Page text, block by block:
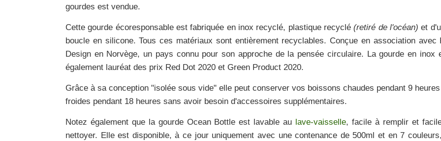
gourdes est vendue.
Cette gourde écoresponsable est fabriquée en inox recyclé, plastique recyclé(retiré de l'océan) et
boucle en silicone. Tous ces matériaux sont entièrement recyclables. Conçue en association avec
Design en Norvège, un pays connu pour son approche de la pensée circulaire. La gourde en inox
également lauréat des prix Red Dot 2020 et Green Product 2020.
Grâce à sa conception "isolée sous vide" elle peut conserver vos boissons chaudes pendant 9
froides pendant 18 heures sans avoir besoin d'accessoires supplémentaires.
Notez également que la gourde Ocean Bottle est lavable au lave-vaisselle, facile à remplir et
nettoyer. Elle est disponible, à ce jour uniquement avec unecontenance de 500ml
et en 7